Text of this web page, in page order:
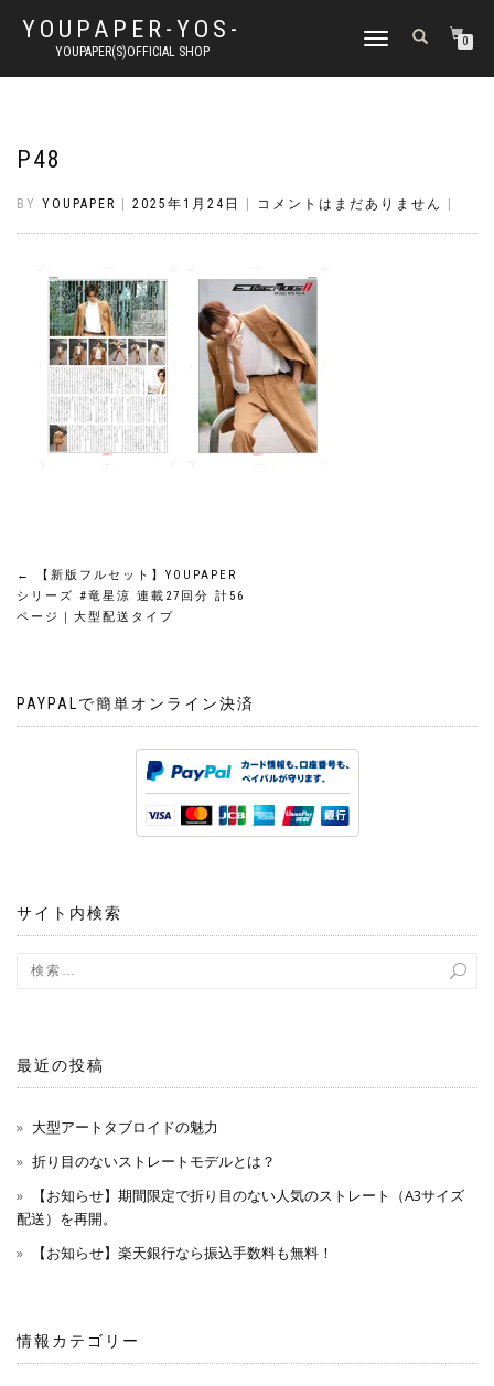
YOUPAPER-YOS-
YOUPAPER(S)OFFICIAL SHOP
ナ
ゲ
り
0
P48
BY YOUPAPER 2025年1月24日 コメントはまだありません
投
稿
ビ
ョ
ン
←
【新版フルセット】YOUPAPER
シリーズ #竜星涼 連載27回分 計56
ページ｜大型配送タイプ
PAYPALで簡単オンライン決済
サイト内検索
最近の投稿
大型アートタブロイドの魅力
折り目のないストレートモデルとは？
【お知らせ】期間限定で折り目のない人気のストレート（A3サイズ
配送）を再開。
【お知らせ】楽天銀行なら振込手数料も無料！
情報カテゴリー